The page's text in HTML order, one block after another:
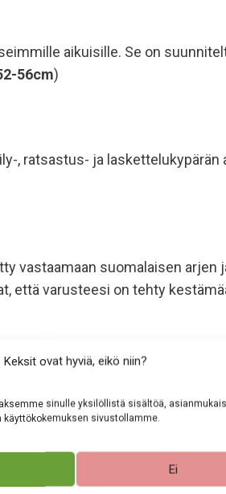
Keksit ovat hyviä, eikö niin?
sinulle yksilöllistä sisältöä,
käyttökokemuksen sivustollamme.
Ei
aikuisille. Se on
56cm)
, ratsastus- ja
vastaamaan suomalaisen
varusteesi on tehty
pelkällä tuuletuksella.
. Muotoile tuote kosteana
päällä. Merino mukautuu
väliin ja pitää siksi olon